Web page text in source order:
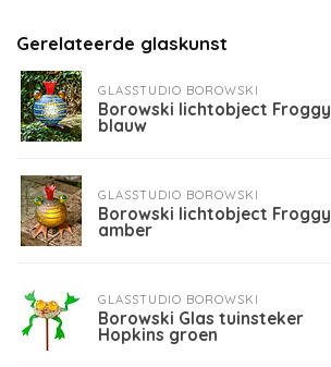
Gerelateerde glaskunst
GLASSTUDIO BOROWSKI
Borowski lichtobject Froggy
blauw
GLASSTUDIO BOROWSKI
Borowski lichtobject Froggy
amber
GLASSTUDIO BOROWSKI
Borowski Glas tuinsteker
Hopkins groen